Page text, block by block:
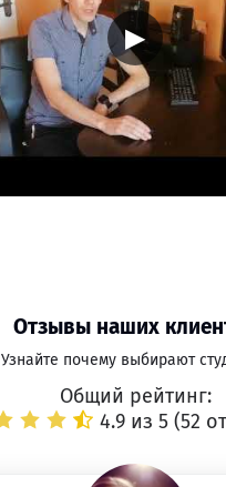
▶
Отзывы наших
Узнайте почему выбирают
Общий рейтинг:
4.9 из 5 (52